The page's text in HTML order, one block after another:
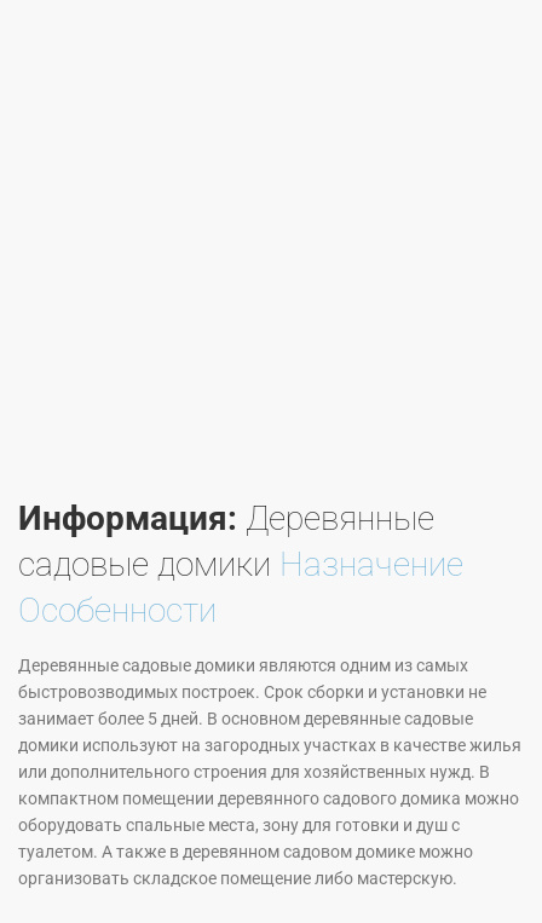
Информация: Деревянные
садовые домики Назначение
Особенности
Деревянные садовые домики являются одним из самых
быстровозводимых построек. Срок сборки и установки не
занимает более 5 дней. В основном деревянные садовые
домики используют на загородных участках в качестве жилья
или дополнительного строения для хозяйственных нужд. В
компактном помещении деревянного садового домика можно
оборудовать спальные места, зону для готовки и душ с
туалетом. А также в деревянном садовом домике можно
организовать складское помещение либо мастерскую.